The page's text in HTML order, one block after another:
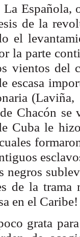
La Española,
de la
el
la parte
vientos del
escasa
(Laviña,
Chacón se
Cuba le
negros
de la trama
en el Caribe!
grata